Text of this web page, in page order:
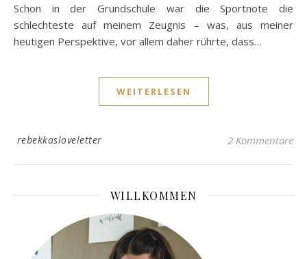
Schon in der Grundschule war die Sportnote die
schlechteste auf meinem Zeugnis – was, aus meiner
heutigen Perspektive, vor allem daher rührte, dass…
WEITERLESEN
rebekkasloveletter 2 Kommentare
WILLKOMMEN